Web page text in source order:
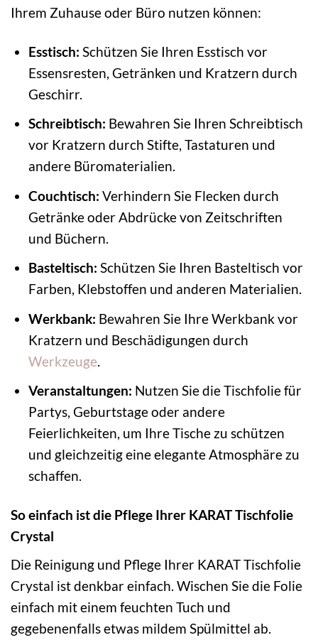
Ihrem Zuhause oder Büro nutzen können:
Esstisch: Schützen Sie Ihren Esstisch vor
Essensresten, Getränken und Kratzern durch
Geschirr.
Schreibtisch: Bewahren Sie Ihren Schreibtisch
vor Kratzern durch Stifte, Tastaturen und
andere Büromaterialien.
Couchtisch: Verhindern Sie Flecken durch
Getränke oder Abdrücke von Zeitschriften
und Büchern.
Basteltisch: Schützen Sie Ihren Basteltisch vor
Farben, Klebstoffen und anderen Materialien.
Werkbank: Bewahren Sie Ihre Werkbank vor
Kratzern und Beschädigungen durch
Werkzeuge.
Veranstaltungen: Nutzen Sie die Tischfolie für
Partys, Geburtstage oder andere
Feierlichkeiten, um Ihre Tische zu schützen
und gleichzeitig eine elegante Atmosphäre zu
schaffen.
So einfach ist die Pflege Ihrer KARAT Tischfolie
Crystal
Die Reinigung und Pflege Ihrer KARAT Tischfolie
Crystal ist denkbar einfach. Wischen Sie die Folie
einfach mit einem feuchten Tuch und
gegebenenfalls etwas mildem Spülmittel ab.